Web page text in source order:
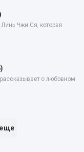
Чжи Ся, которая
о любовном